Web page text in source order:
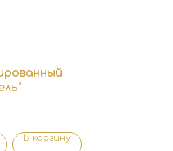
В корзину